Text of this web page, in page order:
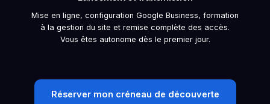
Mise en ligne, configuration Google Business, formation
à la gestion du site et remise complète des accès.
Vous êtes autonome dès le premier jour.
Réserver mon créneau de découverte